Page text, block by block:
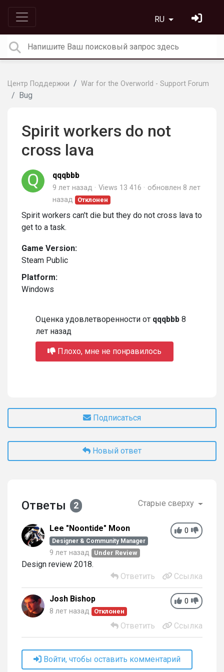
RU
Центр Поддержки War for the Overworld - Support Forum
Bug
Spirit workers do not
cross lava
qqqbbb
9 лет назад Views 13 416 обновлен 8 лет
назад
Отклонен
Spirit workers can't die but they do not cross lava to
get to a task.
Game Version:
Steam Public
Platform:
Windows
Оценка удовлетворенности от qqqbbb 8
лет назад
Плохо, мне не понравилось
Подписаться
Новый ответ
Ответы 2 Старые сверху
0
Lee "Noontide" Moon
Designer & Community Manager
9 лет назад Under Review
Design review 2018.
Ответить
Ссылка
0
Josh Bishop
8 лет назад Отклонен
Ответить Ссылка
Войти, чтобы оставить комментарий